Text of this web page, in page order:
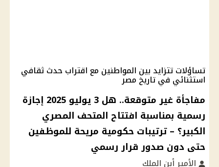
تساؤلات تتزايد بين المواطنين مع اقتراب حدث ثقافي
استثنائي في تاريخ مصر
مفاجأة غير متوقعة.. هل 3 يوليو 2025 إجازة
رسمية بمناسبة افتتاح المتحف المصري
الكبير؟ – ترتيبات حكومية مريحة للموظفين
حتى دون صدور قرار رسمي
الأمير أبن الملك